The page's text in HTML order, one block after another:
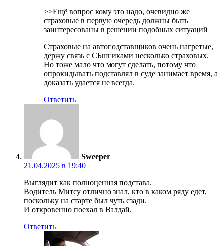
>>Ещё вопрос кому это надо, очевидно же
страховые в первую очередь должны быть
заинтересованы в решении подобных ситуаций
Страховые на автоподставщиков очень нагретые,
держу связь с СБшниками несколько страховых.
Но тоже мало что могут сделать, потому что
опрокидывать подставлял в суде занимает время, а
доказать удается не всегда.
Ответить
Sweeper:
21.04.2025 в 19:40
Выглядит как полноценная подстава.
Водитель Митсу отлично знал, кто в каком ряду едет,
поскольку на старте был чуть сзади.
И откровенно поехал в Валдай.
Ответить